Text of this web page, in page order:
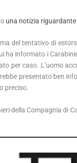
una notizia
del tentativo di
ha informato i
per caso. L’uomo
presentato ben
preciso.
della Compagnia di